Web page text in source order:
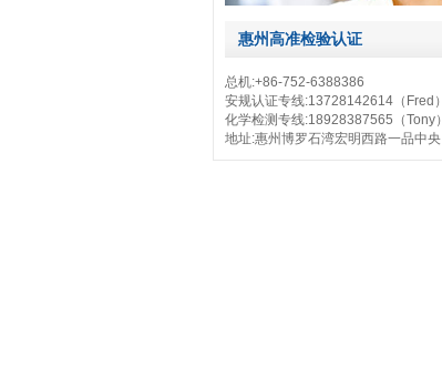
惠州高准检验认证
总机:+86-752-6388386
安规认证专线:13728142614（Fred）
化学检测专线:18928387565（Tony）
地址:惠州博罗石湾宏明西路一品中央